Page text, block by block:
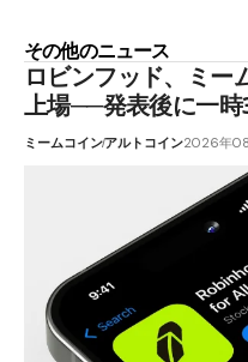
その他のニュース
ロビンフッド、ミー
上場──発表後に一時
ミームコインアルトコイン2026年